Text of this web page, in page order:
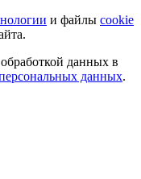
и файлы cookie
данных в
данных.